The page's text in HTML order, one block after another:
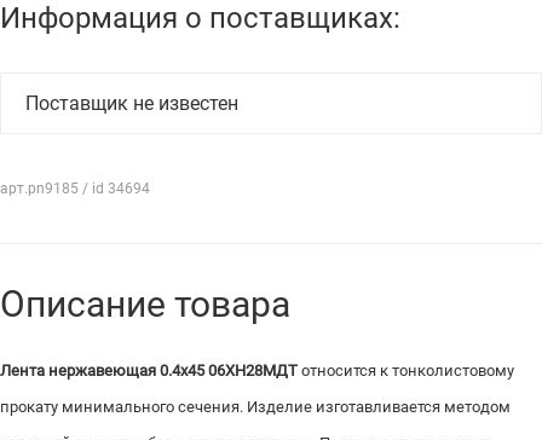
Информация о поставщиках:
Поставщик не известен
арт.pn9185 / id 34694
Описание товара
Лента нержавеющая 0.4х45 06ХН28МДТ относится к тонколистовому
прокату минимального сечения. Изделие изготавливается методом